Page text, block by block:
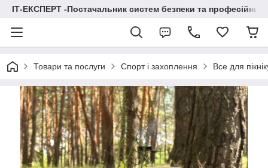
ІТ-ЕКСПЕРТ -Постачальник систем безпеки та професійних
Товари та послуги Спорт і захоплення Все для